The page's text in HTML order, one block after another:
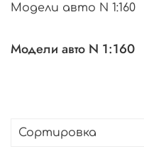
Модели авто N 1:160
Модели авто N 1:160